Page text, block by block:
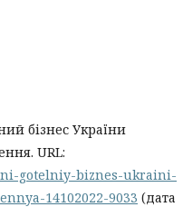
бізнес України
URL:
gotelniy-biznes-ukraini-
14102022-9033 (дата